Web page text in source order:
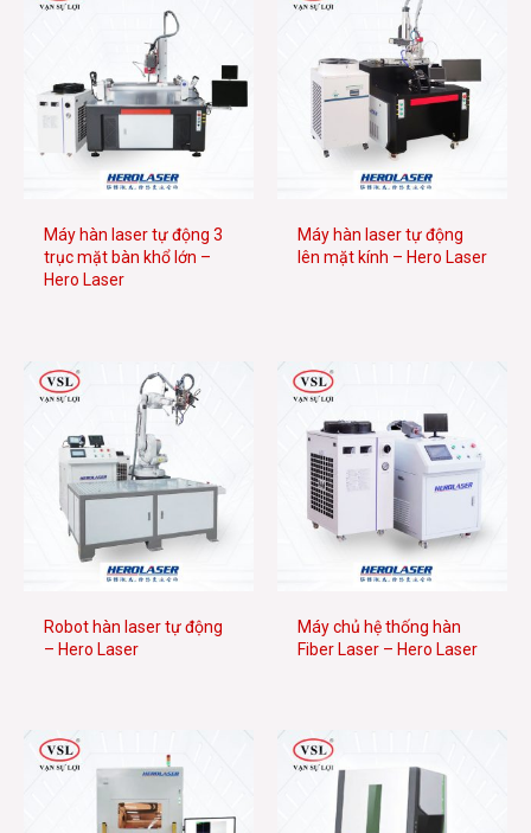
Máy hàn laser tự động 3
trục mặt bàn khổ lớn –
Hero Laser
Máy hàn laser tự động
lên mặt kính – Hero Laser
Robot hàn laser tự động
– Hero Laser
Máy chủ hệ thống hàn
Fiber Laser – Hero Laser